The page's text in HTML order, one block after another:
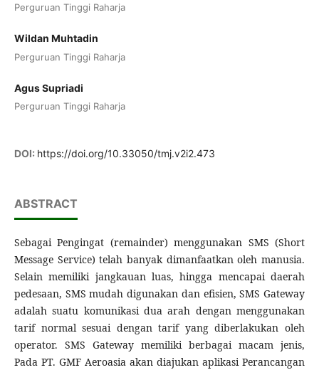
Perguruan Tinggi Raharja
Wildan Muhtadin
Perguruan Tinggi Raharja
Agus Supriadi
Perguruan Tinggi Raharja
DOI: https://doi.org/10.33050/tmj.v2i2.473
ABSTRACT
Sebagai Pengingat (remainder) menggunakan SMS (Short
Message Service) telah banyak dimanfaatkan oleh manusia.
Selain memiliki jangkauan luas, hingga mencapai daerah
pedesaan, SMS mudah digunakan dan efisien, SMS Gateway
adalah suatu komunikasi dua arah dengan menggunakan
tarif normal sesuai dengan tarif yang diberlakukan oleh
operator. SMS Gateway memiliki berbagai macam jenis,
Pada PT. GMF Aeroasia akan diajukan aplikasi Perancangan